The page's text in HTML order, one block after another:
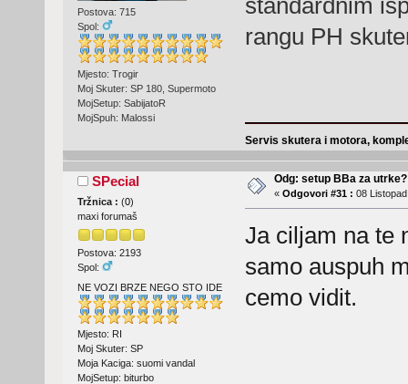
Postova: 715
Spol:
Mjesto: Trogir
Moj Skuter: SP 180, Supermoto
MojSetup: SabijatoR
MojSpuh: Malossi
rangu PH
Servis skutera i motora,
SPecial
Tržnica : (0)
maxi forumaš
Postova: 2193
Spol:
NE VOZI BRZE NEGO STO IDE
Mjesto: RI
Moj Skuter: SP
Moja Kaciga: suomi vandal
MojSetup: biturbo
Odg: setup BBa za utrke?
« Odgovori #31 : 08
Ja ciljam na te
samo auspuh
cemo vidit.